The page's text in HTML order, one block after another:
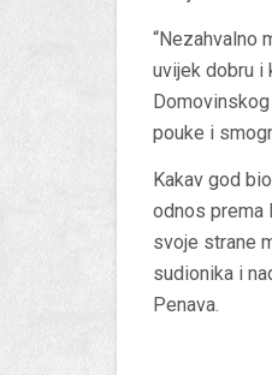
“Nezahvalno
uvijek dobru i
pouke i
Kakav god
odnos prema
svoje strane
sudionika i
Penava.